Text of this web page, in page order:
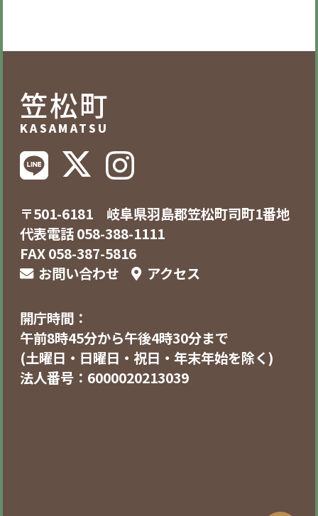
笠松町
KASAMATSU
〒501-6181 岐阜県羽島郡笠松町司町1番地
代表電話 058-388-1111
FAX 058-387-5816
お問い合わせ
アクセス
開庁時間：
午前8時45分から午後4時30分まで
(土曜日・日曜日・祝日・年末年始を除く)
法人番号：6000020213039